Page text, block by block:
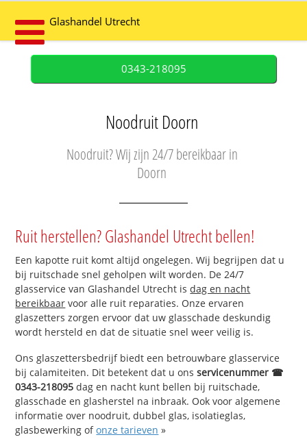
Glashandel Utrecht
0343-218095
Noodruit Doorn
Noodruit? Wij zijn 24/7 bereikbaar in
Doorn
Ruit herstellen? Glashandel Utrecht bellen!
Een kapotte ruit komt altijd ongelegen. Wij begrijpen dat u
bij ruitschade snel geholpen wilt worden. De 24/7
glasservice van Glashandel Utrecht isdag en nacht
bereikbaar voor alle ruit reparaties. Onze ervaren
glaszetters zorgen ervoor dat uw glasschade deskundig
wordt hersteld en dat de situatie snel weer veilig is.
Ons glaszettersbedrijf biedt een betrouwbare glasservice
bij calamiteiten. Dit betekent dat u onsservicenummer ☎
0343-218095 dag en nacht kunt bellen bij ruitschade,
glasschade en glasherstel na inbraak. Ook voor algemene
informatie over noodruit, dubbel glas, isolatieglas,
glasbewerking ofonze tarieven »